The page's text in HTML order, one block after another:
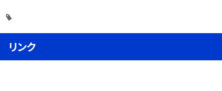
リンク